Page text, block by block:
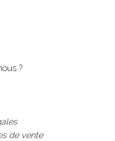
?
de vente